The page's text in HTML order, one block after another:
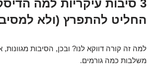
3 סיבות עיקריות למה
החליט להתפרץ (ולא
למה זה קורה דווקא לנו? ובכן, הסיבות מגוונות,
משלבות כמה גורמים.